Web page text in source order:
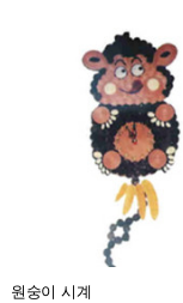
원숭이 시계